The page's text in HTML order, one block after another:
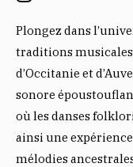
Plongez dans
traditions musicales
d’Occitanie et
sonore
où les danses
ainsi une
mélodies